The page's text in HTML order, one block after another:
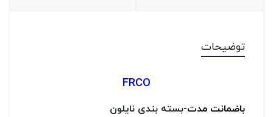
توضیحات
FRCO
باضمانت مدت-بسته بندی نایلون